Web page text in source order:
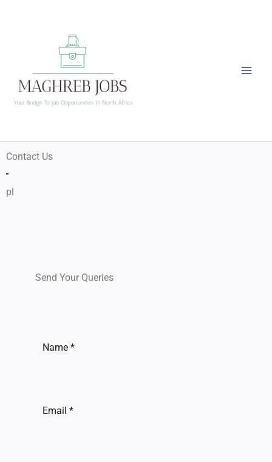
Contact Us
pl
Send Your Queries